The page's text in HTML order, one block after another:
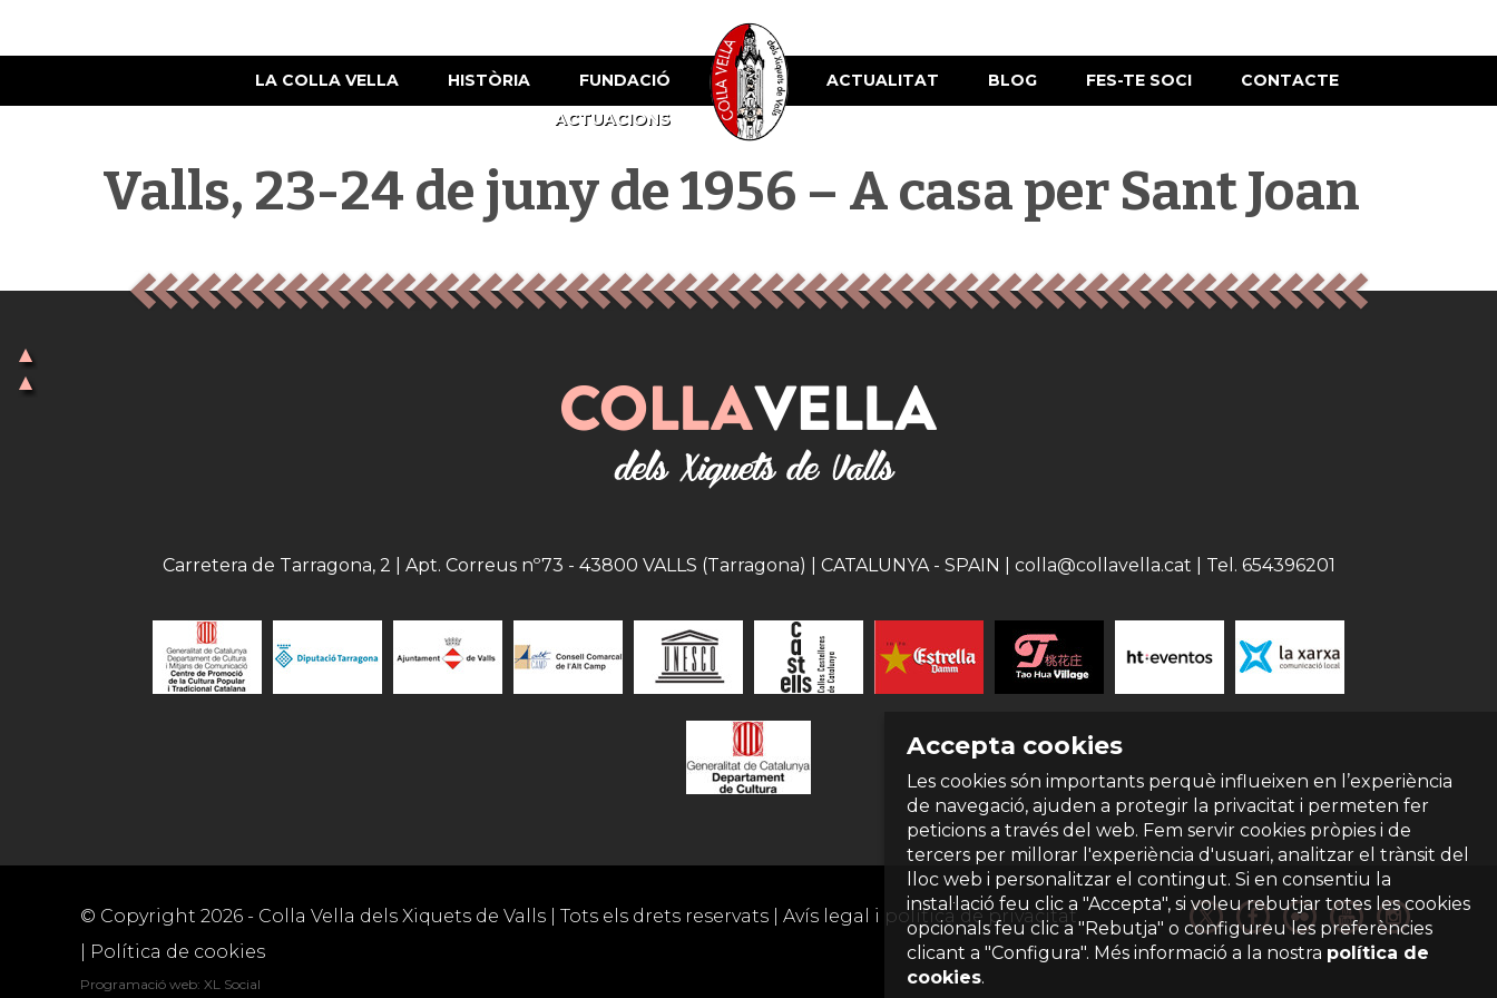
LA COLLA VELLA HISTÒRIA
FUNDACIÓ
ACTUACIONS
ACTUALITAT BLOG FES-TE SOCI CONTACTE
Valls, 23-24 de juny de 1956 – A casa per Sant Joan
Accepta cookies
Les cookies són importants perquè influeixen en l’experiència
de navegació, ajuden a protegir la privacitat i permeten fer
peticions a través del web. Fem servir cookies pròpies i de
tercers per millorar l'experiència d'usuari, analitzar el trànsit del
lloc web i personalitzar el contingut. Si en consentiu la
instal·lació feu clic a "Accepta", si voleu rebutjar totes les cookies
opcionals feu clic a "Rebutja" o configureu les preferències
clicant a "Configura". Més informació a la nostra política de
cookies.
Carretera de Tarragona, 2 | Apt. Correus nº73 - 43800 VALLS (Tarragona) | CATALUNYA - SPAIN | colla@collavella.cat | Tel. 654396201
© Copyright 2026 - Colla Vella dels Xiquets de Valls | Tots els drets reservats | Avís legal i política de privacitat
Política de cookies
Programació web: XL Social